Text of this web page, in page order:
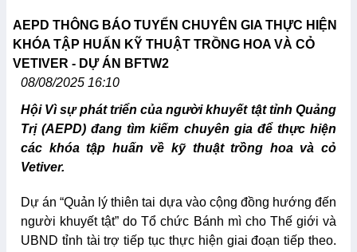
AEPD THÔNG BÁO TUYỂN CHUYÊN GIA THỰC HIỆN
KHÓA TẬP HUẤN KỸ THUẬT TRỒNG HOA VÀ CỎ
VETIVER - DỰ ÁN BFTW2
08/08/2025 16:10
Hội Vì sự phát triển của người khuyết tật tỉnh Quảng
Trị (AEPD) đang tìm kiếm chuyên gia để thực hiện
các khóa tập huấn về kỹ thuật trồng hoa và cỏ
Vetiver.
Dự án “Quản lý thiên tai dựa vào cộng đồng hướng đến
người khuyết tật” do Tổ chức Bánh mì cho Thế giới và
UBND tỉnh tài trợ tiếp tục thực hiện giai đoạn tiếp theo.